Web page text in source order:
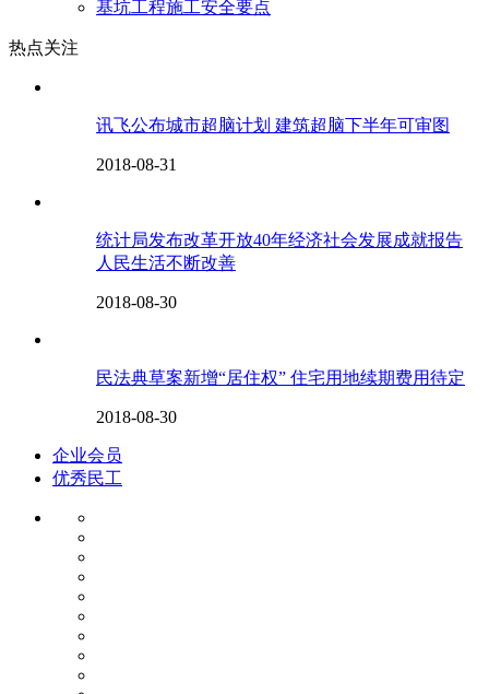
基坑工程施工安全要点
热点关注
讯飞公布城市超脑计划 建筑超脑下半年可审图
2018-08-31
统计局发布改革开放40年经济社会发展成就报告
人民生活不断改善
2018-08-30
民法典草案新增“居住权” 住宅用地续期费用待定
2018-08-30
企业会员
优秀民工